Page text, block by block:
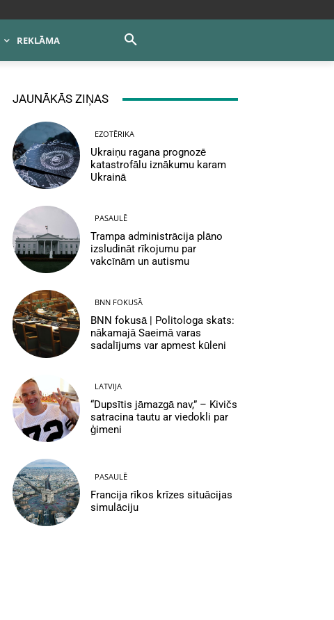
REKLĀMA
JAUNĀKĀS ZIŅAS
EZOTĒRIKA
Ukraiņu ragana prognozē
katastrofālu iznākumu karam
Ukrainā
PASAULĒ
Trampa administrācija plāno
izsludināt rīkojumu par
vakcīnām un autismu
BNN FOKUSĀ
BNN fokusā | Politologa skats:
nākamajā Saeimā varas
sadalījums var apmest kūleni
LATVIJA
“Dupsītis jāmazgā nav,” – Kivičs
satracina tautu ar viedokli par
ģimeni
PASAULĒ
Francija rīkos krīzes situācijas
simulāciju